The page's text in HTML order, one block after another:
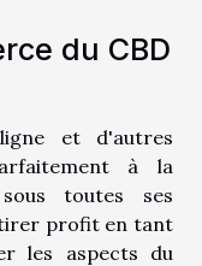
du CBD
et d'autres
à la
toutes ses
tirer profit en tant
les aspects du